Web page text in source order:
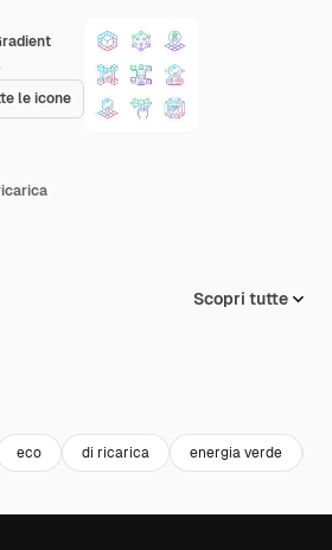
le icone
Scopri tutte
eco di ricarica energia verde